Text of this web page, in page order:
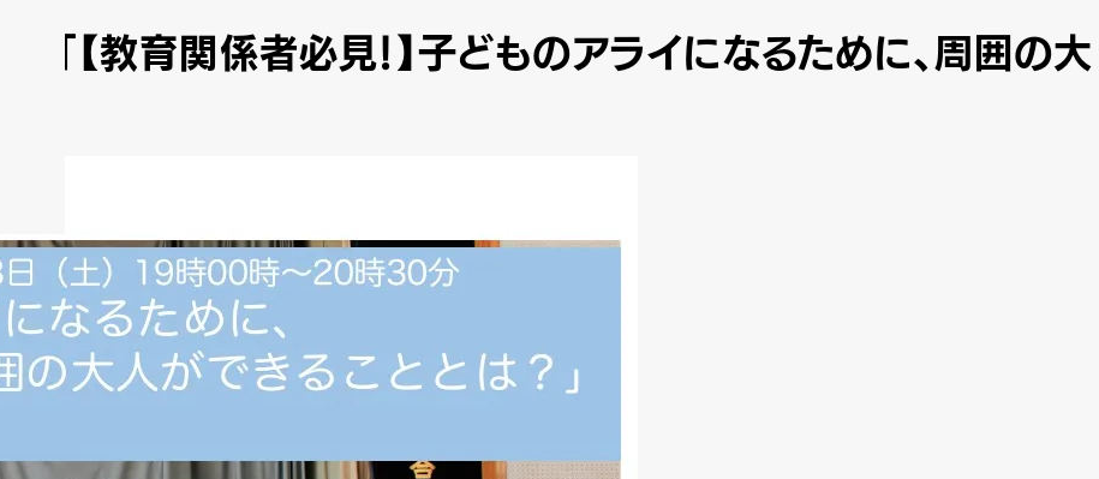
「【教育関係者必見！】子どものアライになるために、周囲の大